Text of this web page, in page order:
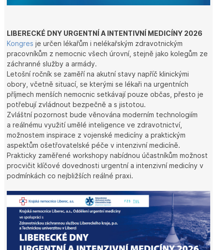
LIBERECKÉ DNY URGENTNÍ A INTENTIVNÍ MEDICÍNY 2026
Kongres je určen lékařům i nelékařským zdravotnickým
pracovníkům z nemocnic všech úrovní, stejně jako kolegům ze
záchranné služby a armády.
Letošní ročník se zaměří na akutní stavy napříč klinickými
obory, včetně situací, se kterými se lékaři na urgentních
příjmech menších nemocnic setkávají pouze občas, přesto je
potřebují zvládnout bezpečně a s jistotou.
Zvláštní pozornost bude věnována moderním technologiím
a reálnému využití umělé inteligence ve zdravotnictví,
možnostem inspirace z vojenské medicíny a praktickým
aspektům ošetřovatelské péče v intenzivní medicíně.
Prakticky zaměřené workshopy nabídnou účastníkům možnost
procvičit klíčové dovednosti urgentní a intenzivní medicíny v
podmínkách co nejbližších reálné praxi.